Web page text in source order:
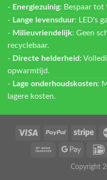
- Energiezuinig: Bespaar tot
- Lange levensduur: LED's
- Milieuvriendelijk: Geen
recyclebaar.
- Directe helderheid:
opwarmtijd.
- Lage onderhoudskosten:
lagere kosten.
Copyright